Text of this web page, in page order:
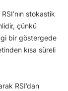
stokastik
çünkü
bir göstergede
kısa süreli
RSI’dan